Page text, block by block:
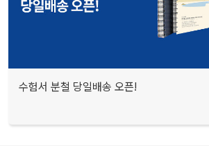
수험서 분철 당일배송 오픈!